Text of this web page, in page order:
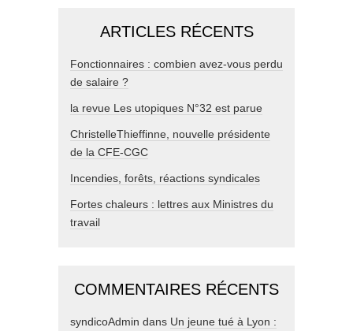
ARTICLES RÉCENTS
Fonctionnaires : combien avez-vous perdu
de salaire ?
la revue Les utopiques N°32 est parue
ChristelleThieffinne, nouvelle présidente
de la CFE-CGC
Incendies, forêts, réactions syndicales
Fortes chaleurs : lettres aux Ministres du
travail
COMMENTAIRES RÉCENTS
syndicoAdmin dans Un jeune tué à Lyon :